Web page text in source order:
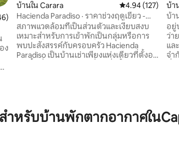
4.94 จาก 5, 146 รีวิว
ง
บ้านใน Carara คะแนนเฉลี่ย 4.94
4.94 (127)
Hacienda Paradiso · ราคาช่วงฤดูเขียว -
สำหรับครอบครัว
สภาพแวดล้อมที่เป็นส่วนตัวและเงียบสงบ
เหมาะสำหรับการเข้าพักเป็นกลุ่มหรือการ
พบปะสังสรรค์กับครอบครัว Hacienda
Paradiso เป็นบ้านเช่าเพียงแห่งเดียวที่ตั้งอยู่
คาราราและวิวมหาสมุทรแปซิฟิก BBQ
Pavillion สระว่ายน้ำและสนามเทนนิสสำหรับ
บ้า
บ้า
อยู่
ว่า
แล
จำกัด วิวที่ครอบคลุมพื้น
อุท
หรับบ้านพักตากอากาศใน